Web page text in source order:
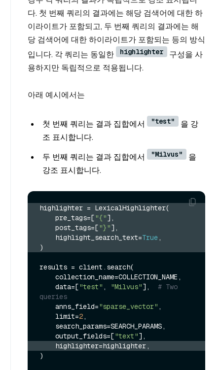
다. 첫 번째 쿼리의 결과에는 해당 검색어에 대한 하
이라이트가 포함되고, 두 번째 쿼리의 결과에는 해
당 검색어에 대한 하이라이트가 포함되는 등의 방식
입니다. 각 쿼리는 동일한
highlighter
구성을 사
용하지만 독립적으로 적용됩니다.
아래 예시에서는
첫 번째 쿼리는 결과 집합에서 "test"
을 강
조 표시합니다.
두 번째 쿼리는 결과 집합에서
"Milvus"
을
강조 표시합니다.
highlighter = LexicalHighlighter(
    pre_tags=[
"{"],
    post_tags=[
"}"],
    highlight_search_text=
True,
)
results = client.search(
    data=[
"test" , "Milvus"], # Two
queries
    anns_field=
"sparse_vector" ,
    limit=
2,
    output_fields=[
"text"
    highlighter=highlighter,
)